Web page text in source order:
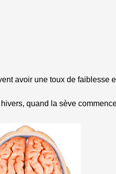
avoir une toux de faiblesse
quand la sève